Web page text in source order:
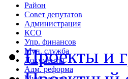
Район
Совет депутатов
Администрация
КСО
Упр. финансов
Мун. служба
Документы
Адм. реформа
Проекты и